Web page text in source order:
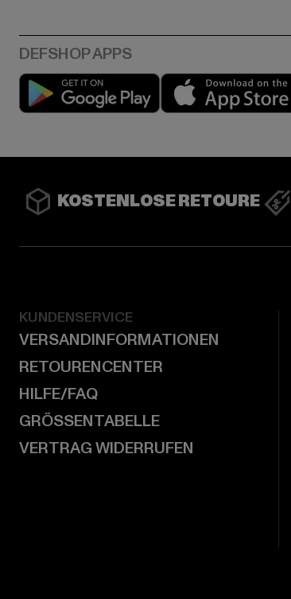
Play market
KOSTENLOSE RETOURE
KUNDENSERVICE
VERSANDINFORMATIONEN
RETOURENCENTER
HILFE/FAQ
GRÖSSENTABELLE
VERTRAG WIDERRUFEN